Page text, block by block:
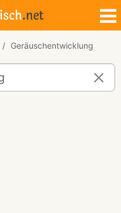
Geräuschentwicklung